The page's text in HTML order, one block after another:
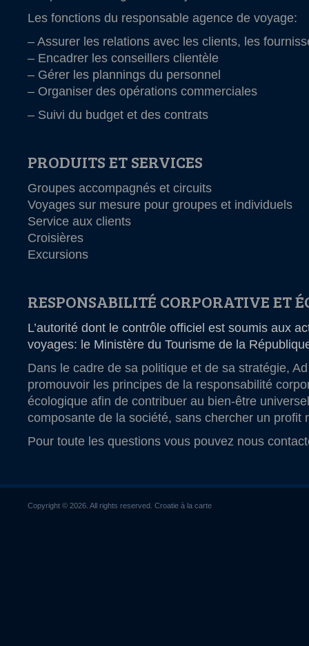
Les fonctions du responsable agence de voyage:
– Assurer les relations avec les clients, les
– Encadrer les conseillers clientèle
– Gérer les plannings du personnel
– Organiser des opérations commerciales
– Suivi du budget et des contrats
PRODUITS ET SERVICES
Groupes accompagnés et circuits
Voyages sur mesure pour groupes et individuels
Service aux clients
Croisières
Excursions
RESPONSABILITÉ CORPORATIVE ET
L’autorité dont le contrôle officiel est soumis aux
voyages: le Ministère du Tourisme de la
Dans le cadre de sa politique et de sa stratégie,
promouvoir les principes de la responsabilité
écologique afin de contribuer au bien-être
composante de la société, sans chercher un profit
Pour toute les questions vous pouvez nous
Copyright © 2026. All rights reserved. Croatie à la carte